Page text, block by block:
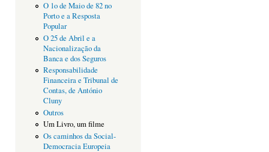
O 1o de Maio de 82 no
Porto e a Resposta
Popular
O 25 de Abril e a
Nacionalização da
Banca e dos Seguros
Responsabilidade
Financeira e Tribunal de
Contas, de António
Cluny
Outros
Um Livro, um filme
Os caminhos da Social-
Democracia Europeia